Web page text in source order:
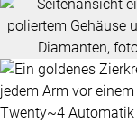
Twenty~4 Automatik